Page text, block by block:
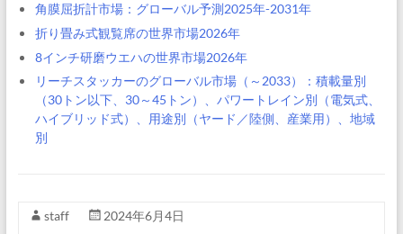
角膜屈折計市場：グローバル予測2025年-2031年
折り畳み式観覧席の世界市場2026年
8インチ研磨ウエハの世界市場2026年
リーチスタッカーのグローバル市場（～2033）：積載量別
（30トン以下、30～45トン）、パワートレイン別（電気式、
ハイブリッド式）、用途別（ヤード／陸側、産業用）、地域
別
staff
2024年6月4日